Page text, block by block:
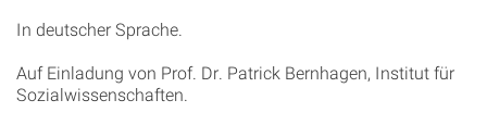
In deutscher Sprache.
Auf Einladung von Prof. Dr. Patrick Bernhagen, Institut für
Sozialwissenschaften.